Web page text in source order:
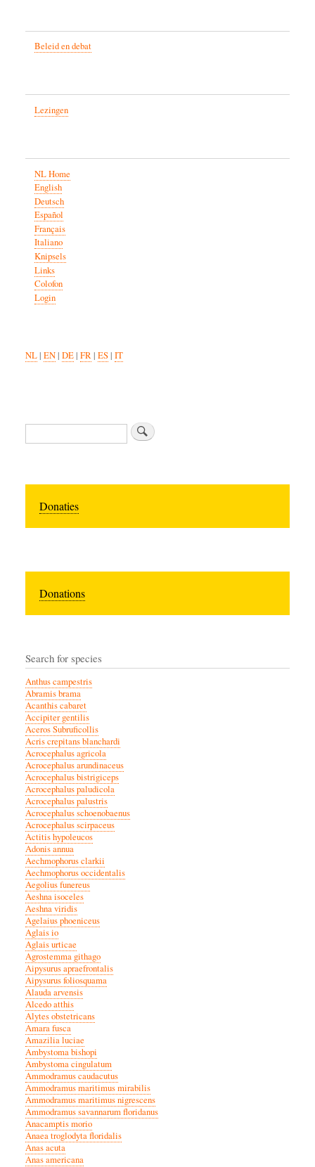
Beleid en debat
Lezingen
NL Home
English
Deutsch
Español
Français
Italiano
Knipsels
Links
Colofon
Login
NL| EN| DE| FR| ES| IT
Search
Donaties
Donations
Search for species
Anthus campestris
Abramis brama
Acanthis cabaret
Accipiter gentilis
Aceros Subruficollis
Acris crepitans blanchardi
Acrocephalus agricola
Acrocephalus arundinaceus
Acrocephalus bistrigiceps
Acrocephalus paludicola
Acrocephalus palustris
Acrocephalus schoenobaenus
Acrocephalus scirpaceus
Actitis hypoleucos
Adonis annua
Aechmophorus clarkii
Aechmophorus occidentalis
Aegolius funereus
Aeshna isoceles
Aeshna viridis
Agelaius phoeniceus
Aglais io
Aglais urticae
Agrostemma githago
Aipysurus apraefrontalis
Aipysurus foliosquama
Alauda arvensis
Alcedo atthis
Alytes obstetricans
Amara fusca
Amazilia luciae
Ambystoma bishopi
Ambystoma cingulatum
Ammodramus caudacutus
Ammodramus maritimus mirabilis
Ammodramus maritimus nigrescens
Ammodramus savannarum floridanus
Anacamptis morio
Anaea troglodyta floridalis
Anas acuta
Anas americana